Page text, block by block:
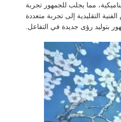
مما يجلب للجمهور تجربة
التقليدية إلى تجربة متعددة
بتوليد رؤى جديدة في التفاعل.